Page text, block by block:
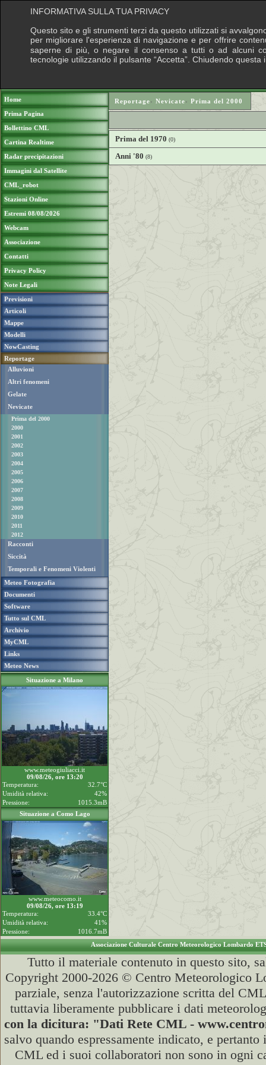
Home
Prima Pagina
Bollettino CML
Cartina Realtime
Radar precipitazioni
Immagini dal Satellite
CML_robot
Stazioni Online
Estremi 08/08/2026
Webcam
Associazione
Contatti
Privacy Policy
Note Legali
Previsioni
Articoli
Mappe
Modelli
NowCasting
Reportage
Alluvioni
Altri fenomeni
Gelate
Nevicate
Prima del 2000
2000
2001
2002
2003
2004
2005
2006
2007
2008
2009
2010
2011
2012
Racconti
Siccità
Temporali e Fenomeni Violenti
Meteo Fotografia
Documenti
Software
Tutto sul CML
Archivio
MyCML
Links
Meteo News
Situazione a Milano
www.meteogiuliacci.it
09/08/26, ore 13:20
Temperatura:
32.7°C
Umidità relativa:
42%
Pressione:
1015.3mB
Situazione a Como Lago
www.meteocomo.it
09/08/26, ore 13:19
Temperatura:
33.4°C
Umidità relativa:
41%
Pressione:
1016.7mB
Reportage› Nevicate› Prima del 2000
Prima del 1970 (0)
Anni '80 (8)
Associazione Culturale Centro Meteorologico Lombardo
Tutto il materiale contenuto in questo sito,
Copyright 2000-2026 © Centro Meteorologico
parziale, senza l'autorizzazione scritta del
tuttavia liberamente pubblicare i dati
con la dicitura: "Dati Rete CML -
salvo quando espressamente indicato, e
CML ed i suoi collaboratori non sono in ogni
INFORMATIVA SULLA TUA PRIVACY
Questo sito e gli strumenti terzi da questo utilizzati si
per migliorare l'esperienza di navigazione e per offrire
saperne di più, o negare il consenso a tutti o ad alcuni
tecnologie utilizzando il pulsante “Accetta”. Chiudendo